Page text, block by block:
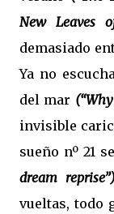
New Leaves
demasiado
Ya no
del mar
invisible
sueño nº 21
dream
vueltas, todo